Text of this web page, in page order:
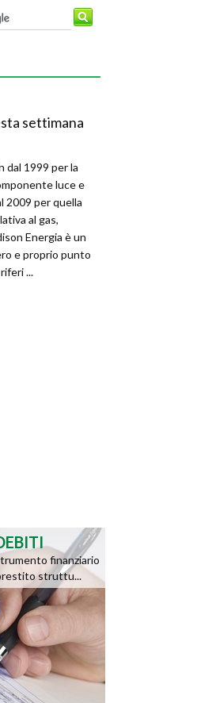
settimana
dal 1999 per la
luce e
2009 per quella
al gas,
Energia è un
e proprio punto
...
finanziario
struttu...